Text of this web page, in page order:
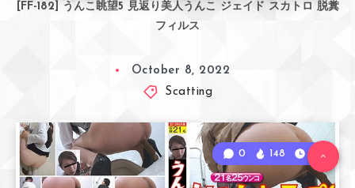
[FF-182] うんこ眺望5 見返り美人うんこ ジェイド スカトロ 脱糞
フィルス
October 8, 2022
Scatting
0 148 1